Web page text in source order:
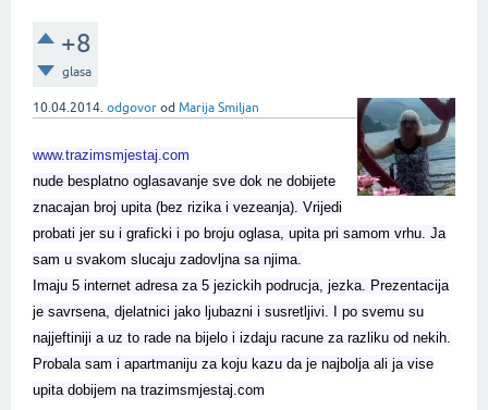
+8
glasa
10.04.2014. odgovor od Marija Smiljan
www.trazimsmjestaj.com
nude besplatno oglasavanje sve dok ne dobijete
znacajan broj upita (bez rizika i vezeanja). Vrijedi
probati jer su i graficki i po broju oglasa, upita pri samom vrhu. Ja
sam u svakom slucaju zadovljna sa njima.
Imaju 5 internet adresa za 5 jezickih podrucja, jezka. Prezentacija
je savrsena, djelatnici jako ljubazni i susretljivi. I po svemu su
najjeftiniji a uz to rade na bijelo i izdaju racune za razliku od nekih.
Probala sam i apartmaniju za koju kazu da je najbolja ali ja vise
upita dobijem na trazimsmjestaj.com